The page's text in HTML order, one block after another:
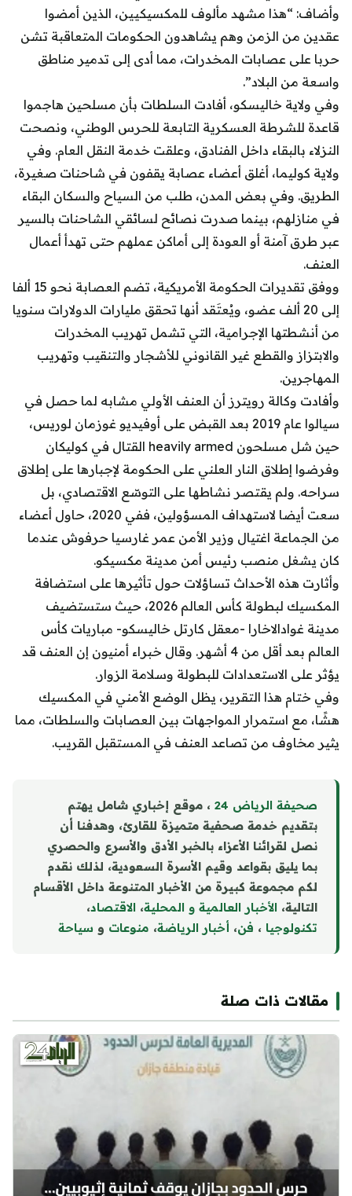
وأضاف: “هذا مشهد مألوف للمكسيكيين، الذين أمضوا
عقدين من الزمن وهم يشاهدون الحكومات المتعاقبة تشن
حربا على عصابات المخدرات، مما أدى إلى تدمير مناطق
واسعة من البلاد”.
وفي ولاية خاليسكو، أفادت السلطات بأن مسلحين هاجموا
قاعدة للشرطة العسكرية التابعة للحرس الوطني، ونصحت
النزلاء بالبقاء داخل الفنادق، وعلقت خدمة النقل العام. وفي
ولاية كوليما، أغلق أعضاء عصابة يقفون في شاحنات صغيرة،
الطريق. وفي بعض المدن، طلب من السياح والسكان البقاء
في منازلهم، بينما صدرت نصائح لسائقي الشاحنات بالسير
عبر طرق آمنة أو العودة إلى أماكن عملهم حتى تهدأ أعمال
العنف.
ووفق تقديرات الحكومة الأمريكية، تضم العصابة نحو 15 ألفا
إلى 20 ألف عضو، ويُعتَقد أنها تحقق مليارات الدولارات سنويا
من أنشطتها الإجرامية، التي تشمل تهريب المخدرات
والابتزاز والقطع غير القانوني للأشجار والتنقيب وتهريب
المهاجرين.
وأفادت وكالة رويترز أن العنف الأولي مشابه لما حصل في
سيالوا عام 2019 بعد القبض على أوفيديو غوزمان لوريس،
حين شل مسلحون heavily armed القتال في كوليكان
وفرضوا إطلاق النار العلني على الحكومة لإجبارها على إطلاق
سراحه. ولم يقتصر نشاطها على التوسّع الاقتصادي، بل
سعت أيضا لاستهداف المسؤولين، ففي 2020، حاول أعضاء
من الجماعة اغتيال وزير الأمن عمر غارسيا حرفوش عندما
كان يشغل منصب رئيس أمن مدينة مكسيكو.
وأثارت هذه الأحداث تساؤلات حول تأثيرها على استضافة
المكسيك لبطولة كأس العالم 2026، حيث ستستضيف
مدينة غوادالاخارا -معقل كارتل خاليسكو- مباريات كأس
العالم بعد أقل من 4 أشهر. وقال خبراء أمنيون إن العنف قد
يؤثر على الاستعدادات للبطولة وسلامة الزوار.
وفي ختام هذا التقرير، يظل الوضع الأمني في المكسيك
هشًا، مع استمرار المواجهات بين العصابات والسلطات، مما
يثير مخاوف من تصاعد العنف في المستقبل القريب.
صحيفة الرياض 24
، موقع إخباري شامل يهتم
بتقديم خدمة صحفية متميزة للقارئ، وهدفنا أن
نصل لقرائنا الأعزاء بالخبر الأدق والأسرع والحصري
بما يليق بقواعد وقيم الأسرة السعودية، لذلك نقدم
لكم مجموعة كبيرة من الأخبار المتنوعة داخل الأقسام
التالية، الأخبار العالمية و المحلية، الاقتصاد،
تكنولوجيا ، فن، أخبار الرياضة، منوعات و سياحة
مقالات ذات صلة